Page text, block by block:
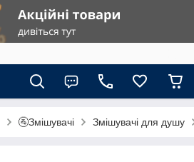
🚰Змішувачі Змішувачі для душу